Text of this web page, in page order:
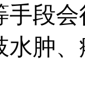
手段
水肿、